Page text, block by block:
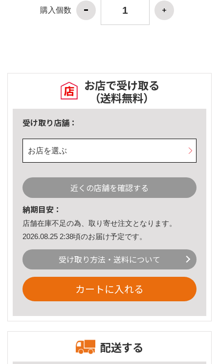
購入個数
お店で受け取る
（送料無料）
受け取り店舗：
お店を選ぶ
近くの店舗を確認する
納期目安：
店舗在庫不足の為、取り寄せ注文となります。
2026.08.25 2:38頃のお届け予定です。
受け取り方法・送料について
カートに入れる
配送する